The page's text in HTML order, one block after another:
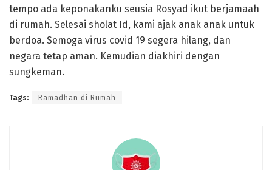
tempo ada keponakanku seusia Rosyad ikut berjamaah
di rumah. Selesai sholat Id, kami ajak anak anak untuk
berdoa. Semoga virus covid 19 segera hilang, dan
negara tetap aman. Kemudian diakhiri dengan
sungkeman.
Tags: Ramadhan di Rumah